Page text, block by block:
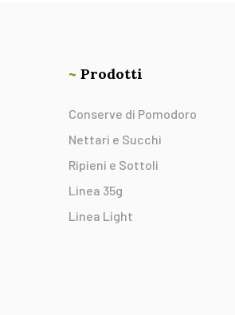
~ Prodotti
Conserve di Pomodoro
Nettari e Succhi
Ripieni e Sottoli
Linea 35g
Linea Light